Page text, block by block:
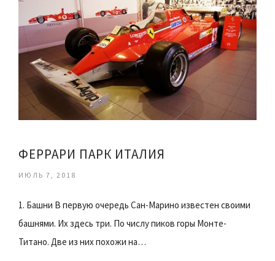
ФЕРРАРИ ПАРК ИТАЛИЯ
ИЮЛЬ 7, 2018
1. Башни В первую очередь Сан-Марино известен своими
башнями. Их здесь три. По числу пиков горы Монте-
Титано. Две из них похожи на…